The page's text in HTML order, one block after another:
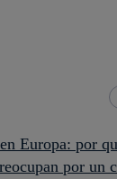
Europa: por
por un